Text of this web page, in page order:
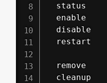
status
enable
disable
restart
remove
cleanup